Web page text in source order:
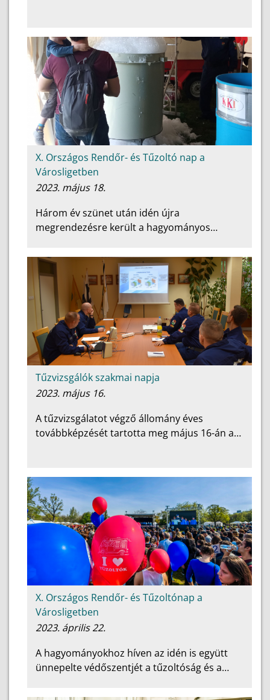
X. Országos Rendőr- és Tűzoltó nap a
Városligetben
2023. május 18.
Három év szünet után idén újra
megrendezésre került a hagyományos…
Tűzvizsgálók szakmai napja
2023. május 16.
A tűzvizsgálatot végző állomány éves
továbbképzését tartotta meg május 16-án a…
X. Országos Rendőr- és Tűzoltónap a
Városligetben
2023. április 22.
A hagyományokhoz híven az idén is együtt
ünnepelte védőszentjét a tűzoltóság és a…